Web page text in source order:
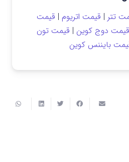
تتر | قیمت اتریوم | قیمت
قیمت دوج کوین | قیمت تون
بایننس کوین